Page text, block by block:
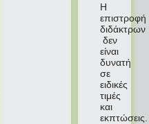
Η
επιστροφή
διδάκτρων
δεν
είναι
δυνατή
σε
ειδικές
τιμές
και
εκπτώσεις.